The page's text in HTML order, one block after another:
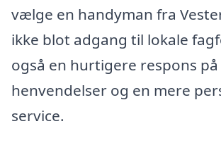
vælge en handyman fra
ikke blot adgang til lokale
også en hurtigere respons
henvendelser og en mere
service.